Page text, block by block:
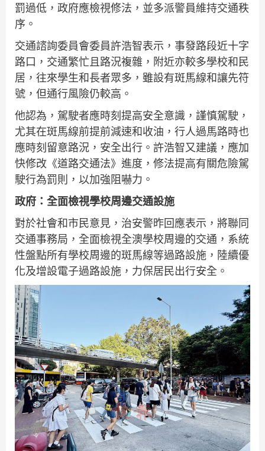
罰過低，政府應檢視修法，並多派警員維持交通秩
序。
交通諮詢委員會委員許浩智表示，事發路段近十字
路口，交通繁忙且路況複雜，附近亦較多學校和民
居，往來學生和長者眾多，雖設有斑馬線和讓先符
號，但通行風險仍較高。
他認為，駕駛者應時刻提高安全意識，謹慎駕駛，
尤其在斑馬線前提前減速和收油，行人過馬路時也
應時刻留意路況，安全出行。許浩智又建議，應加
快修改《道路交通法》進度，修法提高有關危險駕
駛行為罰則，以加強阻嚇力。
政府：全面檢視學校周邊交通設施
對於社會和市民意見，治安警昨回應表示，將聯同
交通事務局，全面檢視全澳學校周邊的交通，系統
性盤點所有學校周邊的斑馬線等過路設施，陸續優
化及增設電子過路設施，力保居民出行安全。